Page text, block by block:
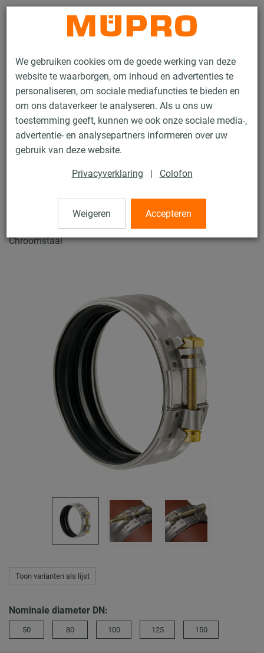
We gebruiken cookies om de goede werking van deze
website te waarborgen, om inhoud en advertenties te
personaliseren, om sociale mediafuncties te bieden en
om ons dataverkeer te analyseren. Als u ons uw
toestemming geeft, kunnen we ook onze sociale media-,
advertentie- en analysepartners informeren over uw
gebruik van deze website.
Privacyverklaring | Colofon
Weigeren Accepteren
Contact
Producten Bevestigingstechniek
Buisverbinder
Buisverbinder MONO
Buisverbinder MONO
Chroomstaal
Toon varianten als lijst
Nominale diameter DN:
50 80 100 125 150